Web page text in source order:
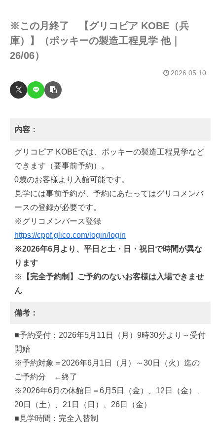
※この月終了 【グリコピア KOBE（兵
庫）】（ポッキーの製造工程見学 他｜
26/06）
2026.05.10
内容：
グリコピア KOBEでは、ポッキーの製造工程見学など
できます（要事前予約）。
0歳のお客様より入館可能です。
見学には事前予約が、予約にあたってはグリコメンバ
ースの登録が必要です。
※グリコメンバース登録
https://cppf.glico.com/login/login
※2026年6月より、平日と土・日・祝日で時間が異な
ります
※
【完全予約制】ご予約のないお客様は入場できませ
ん
備考：
■予約受付：2026年5月11日（月）9時30分より～受付
開始
※予約対象＝2026年6月1日（月）～30日（火）迄の
ご予約分 ←終了
※2026年6月の休館日＝6月5日（金）、12日（金）、
20日（土）、21日（日）、26日（金）
■見学時間：完全入替制